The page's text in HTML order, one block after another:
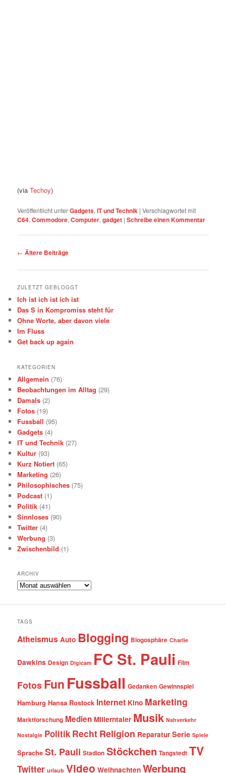
(viaTechoy)
Veröffentlicht unterGadgets,IT und Technik |Verschlagwortet mit
C64,Commodore,Computer,gadget |Schreibe einen Kommentar
Beitrags-
← Ältere Beiträge
ZULETZT GEBLOGGT
Ich ist ich ist ich ist
Das S in Kompromiss steht für
Ohne Worte, aber davon viele
Im Fluss
Get back up again
KATEGORIEN
Allgemein (76)
Beobachtungen im Alltag (29)
Damals (2)
Fotos (19)
Fussball (95)
Gadgets (4)
IT und Technik (27)
Kultur (93)
Kurz Notiert (65)
Marketing (26)
Philosophisches (75)
Podcast (1)
Politik (41)
Sinnloses (90)
Twitter (4)
Werbung (3)
Zwischenbild (1)
ARCHIV
Archiv
TAGS
Atheismus Auto Blogging Blogosphäre Charlie
Dawkins Design Digicam FC St. Pauli Film
FotosFun Fussball Gedanken Gewinnspiel
Hamburg Hansa Rostock Internet Kino Marketing
Marktforschung Medien Millerntaler Musik Nahverkehr
Nostalgie Politik Recht Religion Reparatur Serie Spiele
Sprache St. Pauli Stadion Stöckchen Tangstedt TV
Twitter urlaub Video Weihnachten Werbung